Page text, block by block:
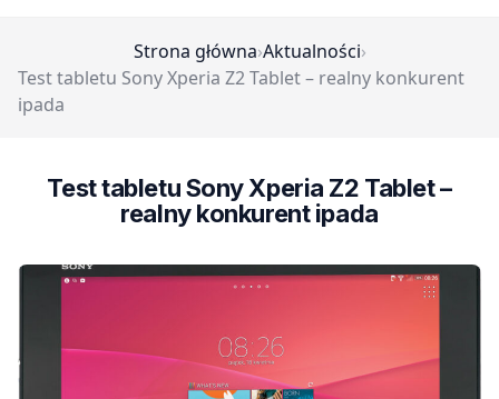
Strona główna›Aktualności›
Test tabletu Sony Xperia Z2 Tablet – realny konkurent
ipada
Test tabletu Sony Xperia Z2 Tablet –
realny konkurent ipada